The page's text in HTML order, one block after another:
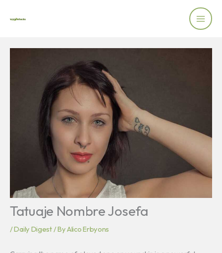
Tatuaje Nombre Josefa
/Daily Digest/ ByAlico Erbyons